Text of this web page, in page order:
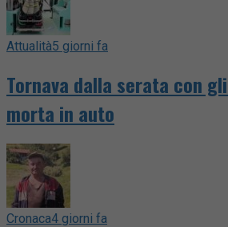
Attualità5 giorni fa
Tornava dalla serata con
morta in auto
Cronaca4 giorni fa